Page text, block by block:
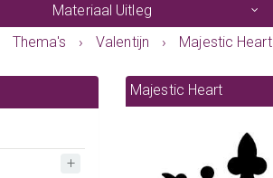
Materiaal Uitleg
Thema's › Valentijn › Majestic Heart
Majestic Heart